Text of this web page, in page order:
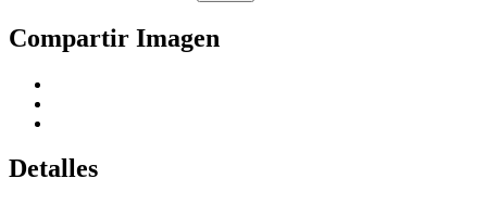
Compartir Imagen
Detalles